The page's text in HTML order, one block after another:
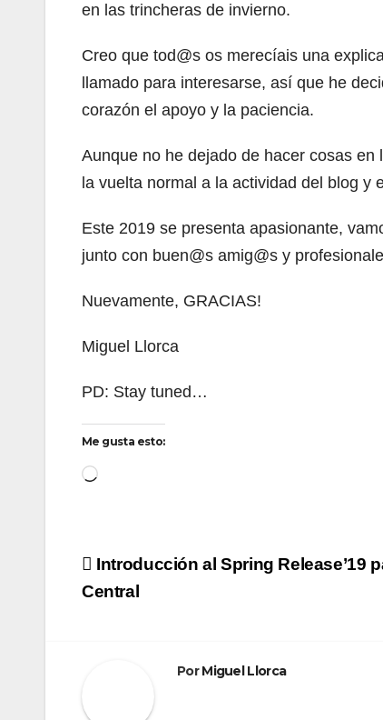
en las trincheras de invierno.
Creo que tod@s os merecíais una
llamado para interesarse, así que he
corazón el apoyo y la paciencia.
Aunque no he dejado de hacer cosas
la vuelta normal a la actividad del blog y
Este 2019 se presenta apasionante,
junto con buen@s amig@s y
Nuevamente, GRACIAS!
Miguel Llorca
PD: Stay tuned…
Me gusta esto:
Introducción al Spring Release’19
Central
PorMiguel Llorca